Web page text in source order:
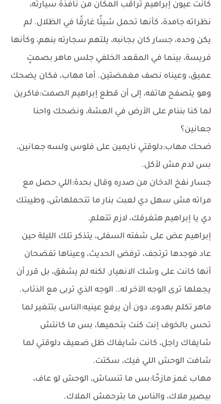
كانت عيون إبراهيم تراقب المكان من نافذة سيارته،
نظراته جامدة، كأنها تحمل شيئًا غارقًا في الظلال. لم
يكن وحده، جسار كان بجانبه، يلتهم سجارته بنهم، وكأنها
فريسة، بينما في المقعد الخلفي جلس ماهر بصمتٍ
عميق، وعيناه نصف مغمضتين. أما مهاب، فكان يضحك
وهو يتصفح هاتفه، إلى أن قطع إبراهيم الصمت:فاكرين
لما كنا بننام على الأرض في العشة، ونضحك واحنا
جعانين؟
ضحك مهاب:دلوقتي نايمين على فلوس ولسه جعانين،
بس لدم مش لأكل.
جسار نفخ الدخان من صدره وقال بحدة:اللي حصل مع
مراته مش سهل دي لعبت بنار ما تتحملهاش، وطيبتك
دي يا إبراهيم هتغرقك، لازم تتعلم.
إبراهيم عض على شفته السفلى، يتذكر تلك الليلة حين
عاد فوجدها ترتجف، ترفض الحديث، وعيناها تفضحان
أنها كانت على وشك الانهيار. لكنه لم يشفق، بل قرر أن
يجعلها ترى الوجه الآخر له.. الوجه الذي تربى مع الذئاب.
ماهر تكلم بهدوء، دون أن يرفع عينيه:الناس بتتغير لما
تحس بالخوف إنت كنت بتحميها، بس ما كانتش
شايفاك راجل، كانت شايفاك ظل ضعيف دلوقتي لما
شافت الوحش اللي فيك، سكتت.
مهاب غمز مازحًا:بس ما تنساش، الوحش لو عاف،
بيصير ملاك، والناس ما بترحمش الملاك.